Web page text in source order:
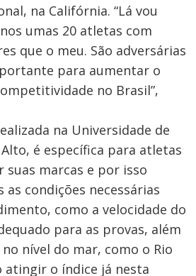
na Califórnia. “Lá vou
umas 20 atletas com
que o meu. São adversárias
para aumentar o
no Brasil”,
na Universidade de
é específica para atletas
suas marcas e por isso
condições necessárias
como a velocidade do
para as provas, além
nível do mar, como o Rio
atingir o índice já nesta